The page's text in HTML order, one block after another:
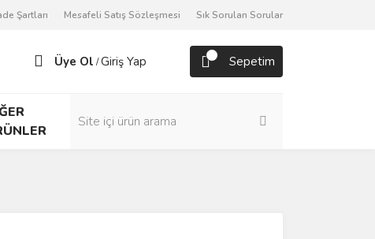
Şartları Mesafeli Satış Sözleşmesi Sık Sorulan Sorular
Üye Ol /Giriş Yap Sepetim